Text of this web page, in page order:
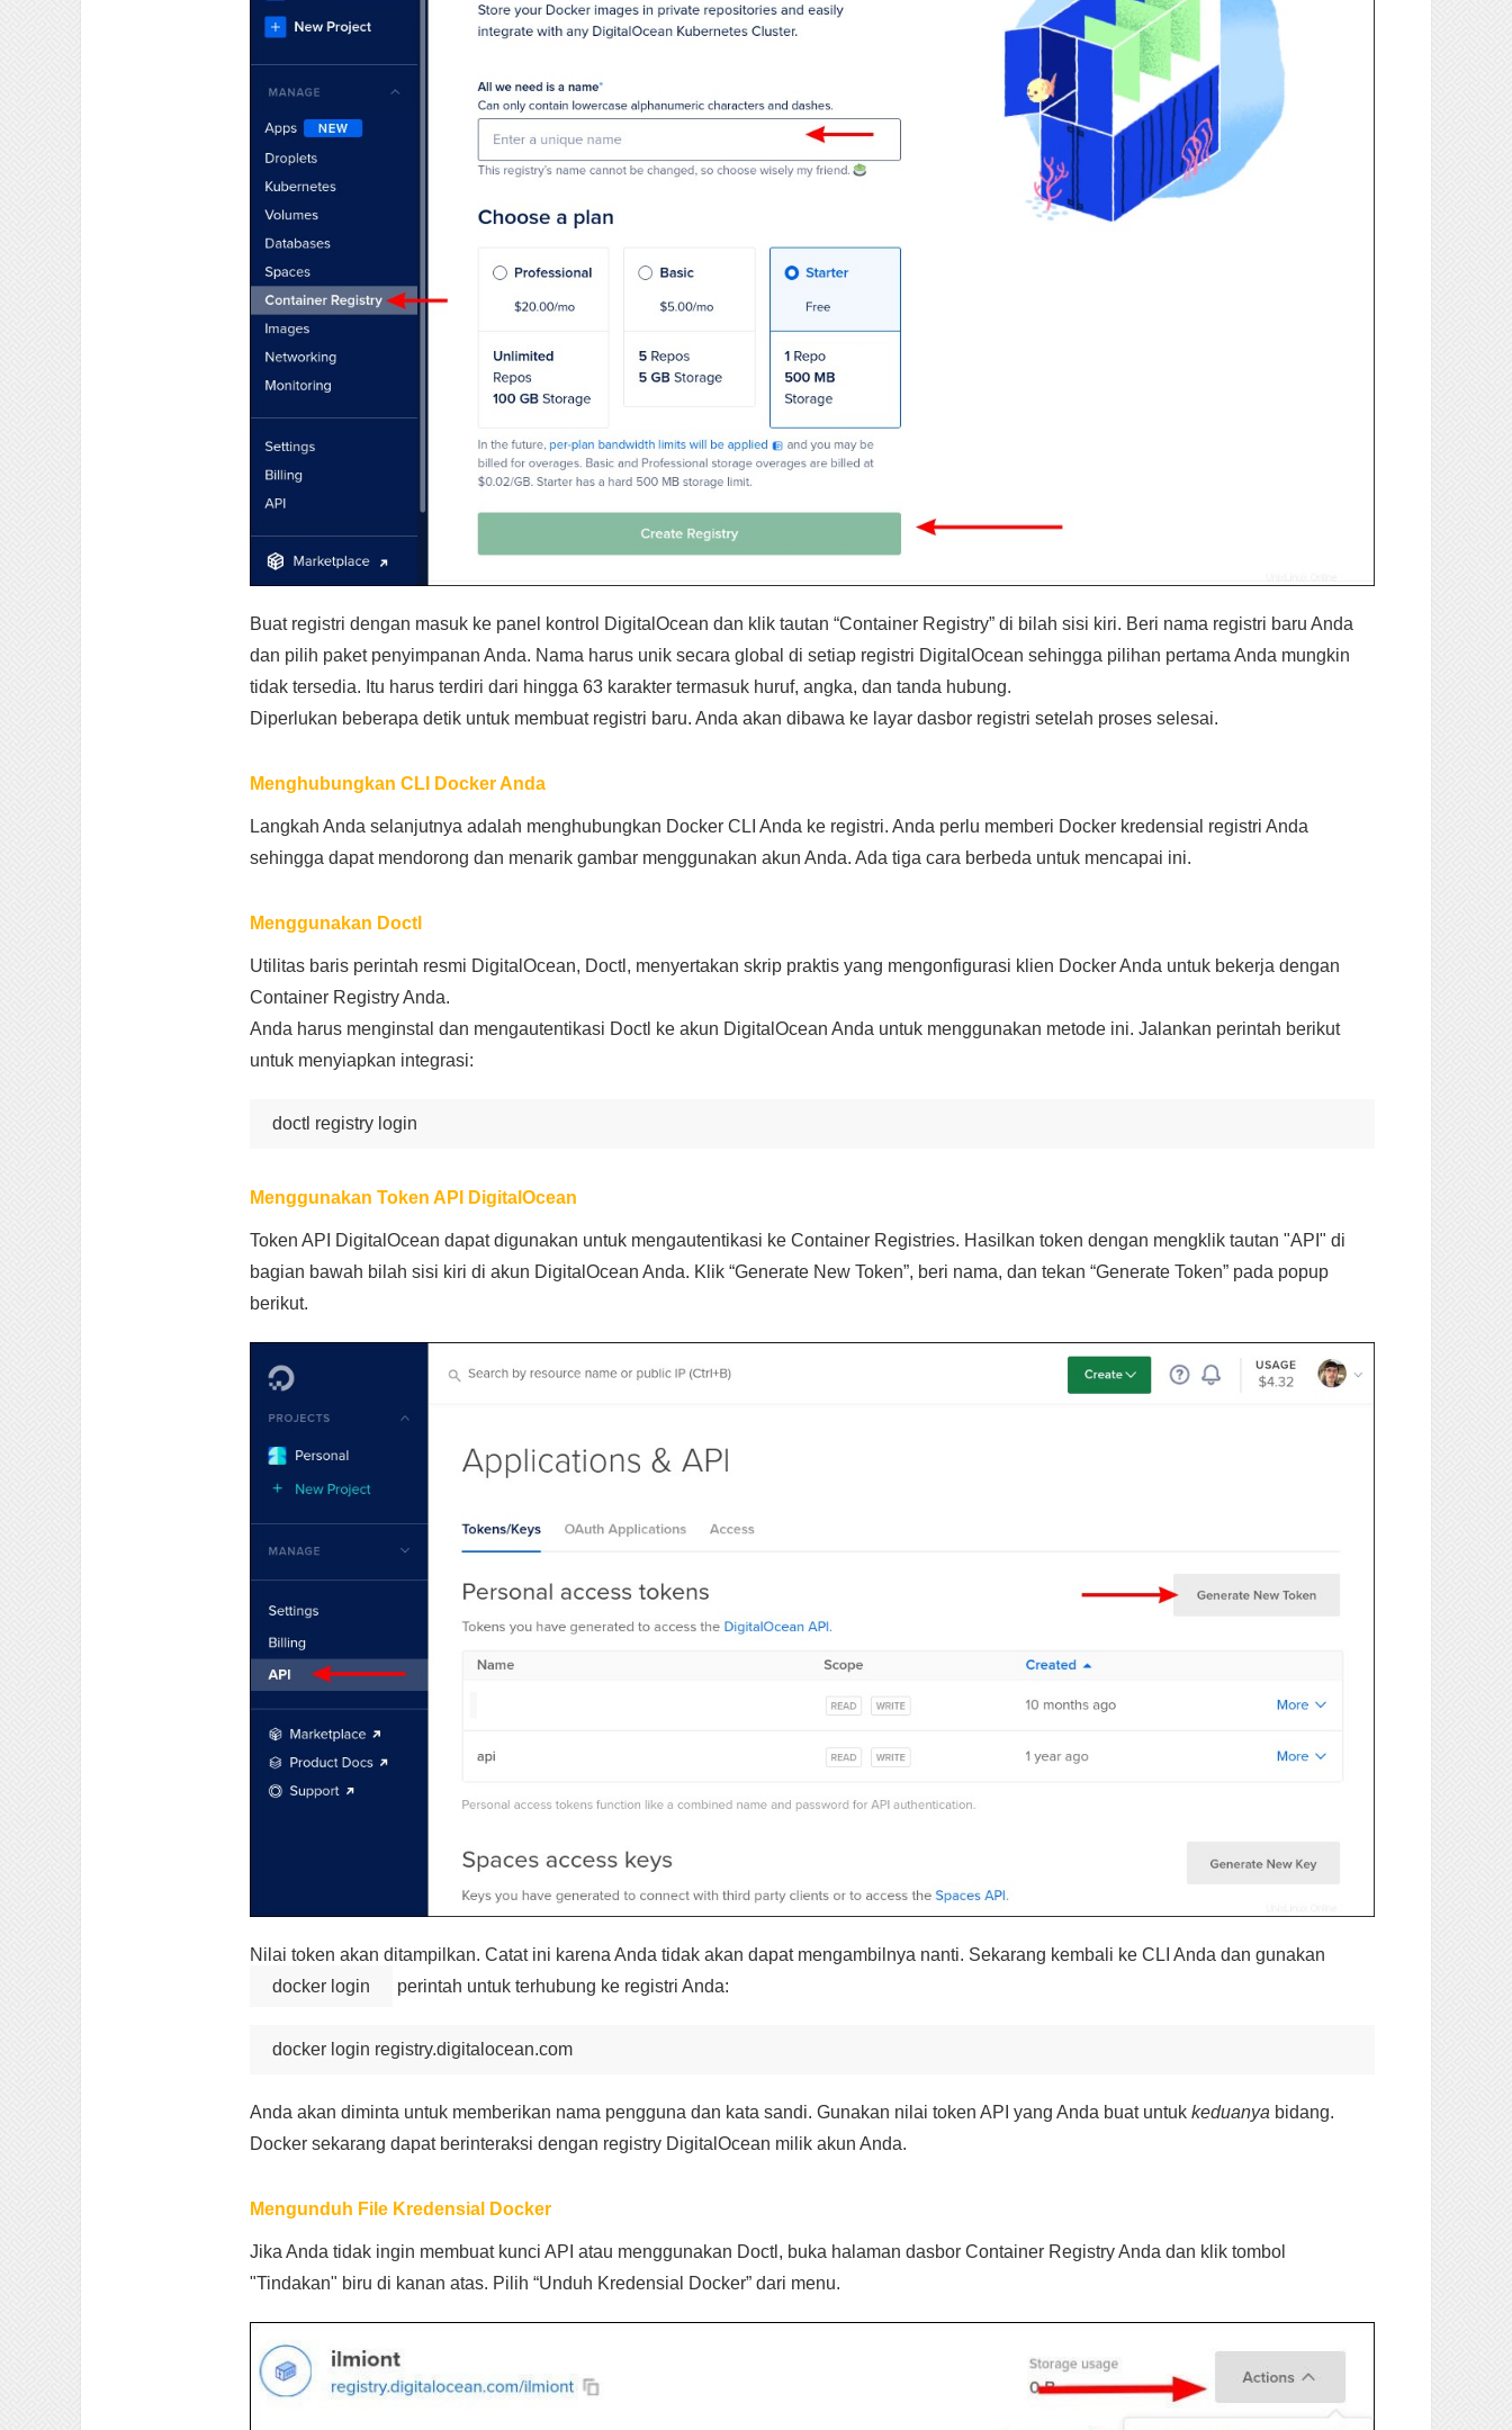
Buat registri dengan masuk ke panel kontrol DigitalOcean dan klik tautan “Container Registry” di bilah sisi kiri. Beri nama registri baru Anda
dan pilih paket penyimpanan Anda. Nama harus unik secara global di setiap registri DigitalOcean sehingga pilihan pertama Anda mungkin
tidak tersedia. Itu harus terdiri dari hingga 63 karakter termasuk huruf, angka, dan tanda hubung.
Diperlukan beberapa detik untuk membuat registri baru. Anda akan dibawa ke layar dasbor registri setelah proses selesai.
Menghubungkan CLI Docker Anda
Langkah Anda selanjutnya adalah menghubungkan Docker CLI Anda ke registri. Anda perlu memberi Docker kredensial registri Anda
sehingga dapat mendorong dan menarik gambar menggunakan akun Anda. Ada tiga cara berbeda untuk mencapai ini.
Menggunakan Doctl
Utilitas baris perintah resmi DigitalOcean, Doctl, menyertakan skrip praktis yang mengonfigurasi klien Docker Anda untuk bekerja dengan
Container Registry Anda.
Anda harus menginstal dan mengautentikasi Doctl ke akun DigitalOcean Anda untuk menggunakan metode ini. Jalankan perintah berikut
untuk menyiapkan integrasi:
doctl registry login
Menggunakan Token API DigitalOcean
Token API DigitalOcean dapat digunakan untuk mengautentikasi ke Container Registries. Hasilkan token dengan mengklik tautan "API" di
bagian bawah bilah sisi kiri di akun DigitalOcean Anda. Klik “Generate New Token”, beri nama, dan tekan “Generate Token” pada popup
berikut.
Nilai token akan ditampilkan. Catat ini karena Anda tidak akan dapat mengambilnya nanti. Sekarang kembali ke CLI Anda dan gunakan
docker login
perintah untuk terhubung ke registri Anda:
docker login registry.digitalocean.com
Anda akan diminta untuk memberikan nama pengguna dan kata sandi. Gunakan nilai token API yang Anda buat untuk keduanya bidang.
Docker sekarang dapat berinteraksi dengan registry DigitalOcean milik akun Anda.
Mengunduh File Kredensial Docker
Jika Anda tidak ingin membuat kunci API atau menggunakan Doctl, buka halaman dasbor Container Registry Anda dan klik tombol
"Tindakan" biru di kanan atas. Pilih “Unduh Kredensial Docker” dari menu.